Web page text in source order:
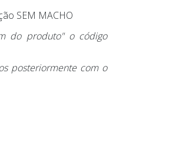
SEM MACHO
do produto" o código
posteriormente com o